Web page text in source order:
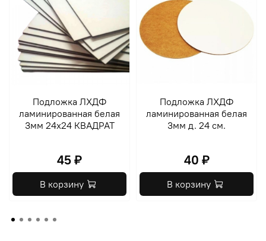
Подложка ЛХДФ
ламинированная белая
3мм 24х24 КВАДРАТ
45 ₽
В корзину
Подложка ЛХДФ
ламинированная белая
3мм д. 24 см.
40 ₽
В корзину